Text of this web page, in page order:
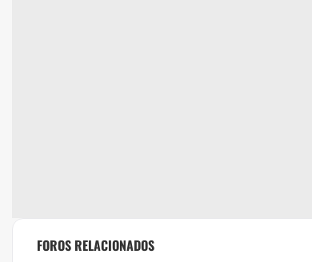
FOROS RELACIONADOS